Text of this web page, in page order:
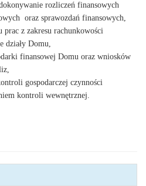
rozliczeń finansowych
oraz sprawozdań finansowych,
prac z zakresu rachunkowości
działy Domu,
finansowej Domu oraz wniosków
gospodarczej czynności
kontroli wewnętrznej.